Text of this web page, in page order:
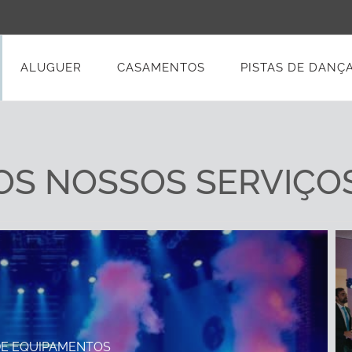
ALUGUER CASAMENTOS PISTAS DE
NOSSOS
EQUIPAMENTOS